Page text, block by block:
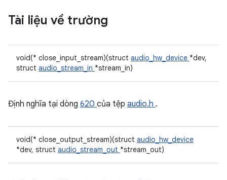
Tài liệu về trường
void(* close_input_stream)(struct audio_hw_device *dev,
struct audio_stream_in *stream_in)
Định nghĩa tại dòng 620 của tệp audio.h .
void(* close_output_stream)(struct audio_hw_device
*dev, struct audio_stream_out *stream_out)